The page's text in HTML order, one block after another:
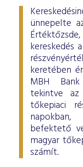
ünnepelte
kereskedés
keretében
MBH
tekintve
tőkepiaci
befektető
magyar
számít.